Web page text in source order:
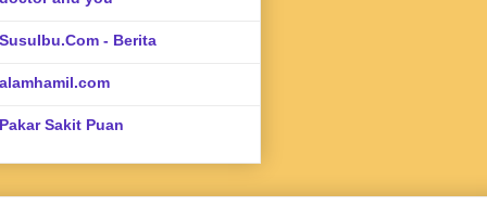
SusuIbu.Com - Berita
alamhamil.com
Pakar Sakit Puan